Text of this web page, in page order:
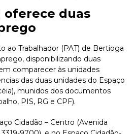
oferece duas
ao Trabalhador (PAT) de Bertioga
disponibilizando duas
comparecer às unidades
das duas unidades do Espaço
munidos dos documentos
PIS, RG e CPF).
Cidadão – Centro (Avenida